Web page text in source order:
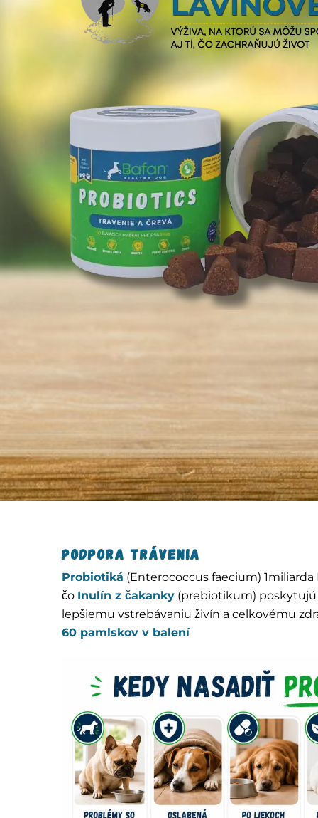
Podpora trávenia
Probiotiká (Enterococcus faecium)
čo Inulín z čakanky (prebiotikum) poskytujú
lepšiemu vstrebávaniu živín a celkovému
60 pamlskov v balení